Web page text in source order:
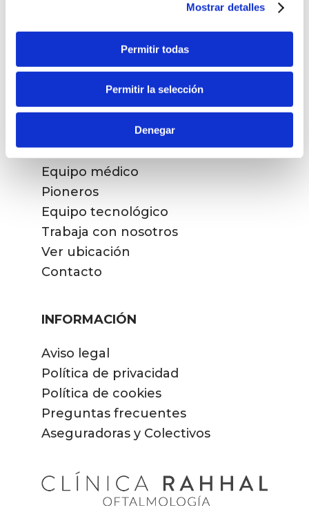
Mostrar detalles
Permitir todas
Permitir la selección
Denegar
Cirugía cataratas
Vítreo y retina
Otros tratamientos
Equipo médico
Pioneros
Equipo tecnológico
Trabaja con nosotros
Ver ubicación
Contacto
INFORMACIÓN
Aviso legal
Política de privacidad
Política de cookies
Preguntas frecuentes
Aseguradoras y Colectivos